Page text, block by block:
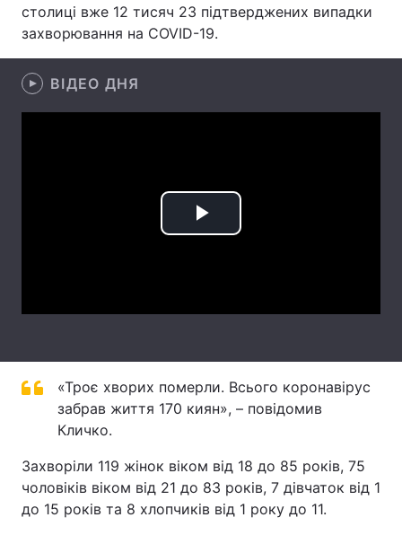
Цікавинки Погода
Лонгріди
Тема оформлення
столиці вже 12 тисяч 23 підтверджених випадки
захворювання на COVID-19.
ВІДЕО ДНЯ
Play
«Троє хворих померли. Всього коронавірус
забрав життя 170 киян», – повідомив
Кличко.
Захворіли 119 жінок віком від 18 до 85 років, 75
чоловіків віком від 21 до 83 рокiв, 7 дівчаток від 1
до 15 років та 8 хлопчиків від 1 року до 11.